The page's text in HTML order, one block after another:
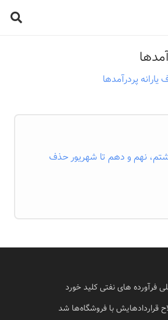
پردرآمدها
نهم و دهم تا شهریور حذف
فرآورده های نفتی کلید خورد
قراردادهایش با فروشگاه‌ها شد